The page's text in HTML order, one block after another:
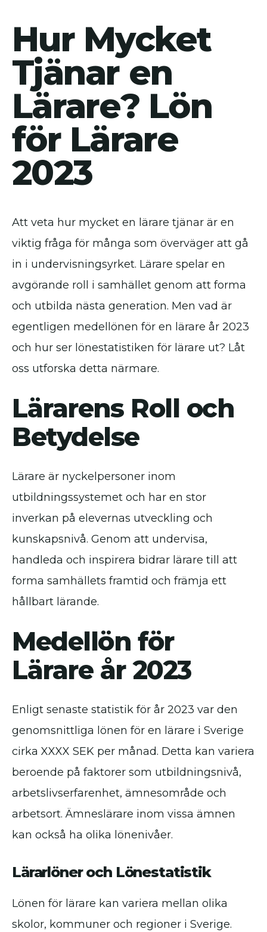
Hur Mycket
Tjänar en
Lärare? Lön
för Lärare
2023
Att veta hur mycket en lärare tjänar är en
viktig fråga för många som överväger att gå
in i undervisningsyrket. Lärare spelar en
avgörande roll i samhället genom att forma
och utbilda nästa generation. Men vad är
egentligen medellönen för en lärare år 2023
och hur ser lönestatistiken för lärare ut? Låt
oss utforska detta närmare.
Lärarens Roll och
Betydelse
Lärare är nyckelpersoner inom
utbildningssystemet och har en stor
inverkan på elevernas utveckling och
kunskapsnivå. Genom att undervisa,
handleda och inspirera bidrar lärare till att
forma samhällets framtid och främja ett
hållbart lärande.
Medellön för
Lärare år 2023
Enligt senaste statistik för år 2023 var den
genomsnittliga lönen för en lärare i Sverige
cirka XXXX SEK per månad. Detta kan variera
beroende på faktorer som utbildningsnivå,
arbetslivserfarenhet, ämnesområde och
arbetsort. Ämneslärare inom vissa ämnen
kan också ha olika lönenivåer.
Lärarlöner och Lönestatistik
Lönen för lärare kan variera mellan olika
skolor, kommuner och regioner i Sverige.